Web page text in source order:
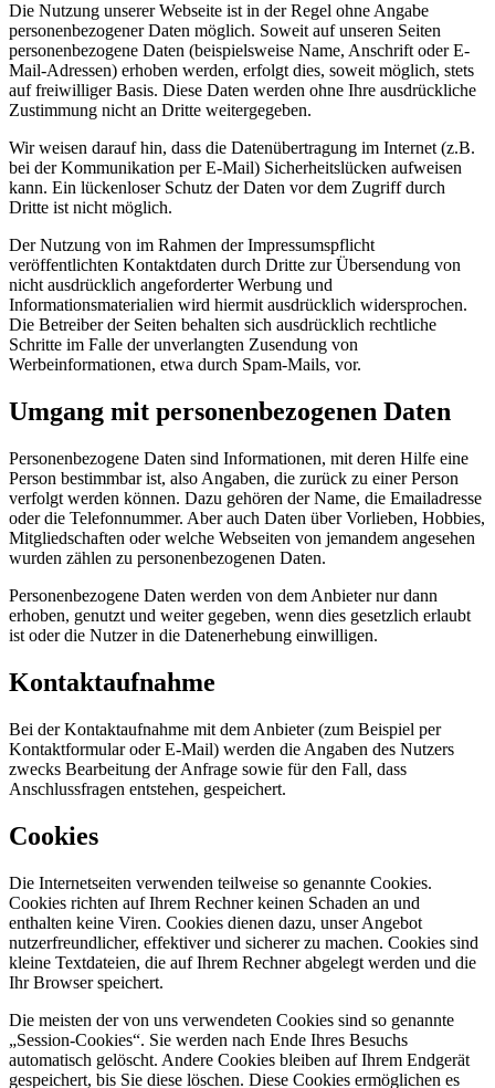
Die Nutzung unserer Webseite ist in der Regel ohne Angabe
personenbezogener Daten möglich. Soweit auf unseren Seiten
personenbezogene Daten (beispielsweise Name, Anschrift oder E-
Mail-Adressen) erhoben werden, erfolgt dies, soweit möglich, stets
auf freiwilliger Basis. Diese Daten werden ohne Ihre ausdrückliche
Zustimmung nicht an Dritte weitergegeben.
Wir weisen darauf hin, dass die Datenübertragung im Internet (z.B.
bei der Kommunikation per E-Mail) Sicherheitslücken aufweisen
kann. Ein lückenloser Schutz der Daten vor dem Zugriff durch
Dritte ist nicht möglich.
Der Nutzung von im Rahmen der Impressumspflicht
veröffentlichten Kontaktdaten durch Dritte zur Übersendung von
nicht ausdrücklich angeforderter Werbung und
Informationsmaterialien wird hiermit ausdrücklich widersprochen.
Die Betreiber der Seiten behalten sich ausdrücklich rechtliche
Schritte im Falle der unverlangten Zusendung von
Werbeinformationen, etwa durch Spam-Mails, vor.
Umgang mit personenbezogenen Daten
Personenbezogene Daten sind Informationen, mit deren Hilfe eine
Person bestimmbar ist, also Angaben, die zurück zu einer Person
verfolgt werden können. Dazu gehören der Name, die Emailadresse
oder die Telefonnummer. Aber auch Daten über Vorlieben, Hobbies,
Mitgliedschaften oder welche Webseiten von jemandem angesehen
wurden zählen zu personenbezogenen Daten.
Personenbezogene Daten werden von dem Anbieter nur dann
erhoben, genutzt und weiter gegeben, wenn dies gesetzlich erlaubt
ist oder die Nutzer in die Datenerhebung einwilligen.
Kontaktaufnahme
Bei der Kontaktaufnahme mit dem Anbieter (zum Beispiel per
Kontaktformular oder E-Mail) werden die Angaben des Nutzers
zwecks Bearbeitung der Anfrage sowie für den Fall, dass
Anschlussfragen entstehen, gespeichert.
Cookies
Die Internetseiten verwenden teilweise so genannte Cookies.
Cookies richten auf Ihrem Rechner keinen Schaden an und
enthalten keine Viren. Cookies dienen dazu, unser Angebot
nutzerfreundlicher, effektiver und sicherer zu machen. Cookies sind
kleine Textdateien, die auf Ihrem Rechner abgelegt werden und die
Ihr Browser speichert.
Die meisten der von uns verwendeten Cookies sind so genannte
„Session-Cookies“. Sie werden nach Ende Ihres Besuchs
automatisch gelöscht. Andere Cookies bleiben auf Ihrem Endgerät
gespeichert, bis Sie diese löschen. Diese Cookies ermöglichen es